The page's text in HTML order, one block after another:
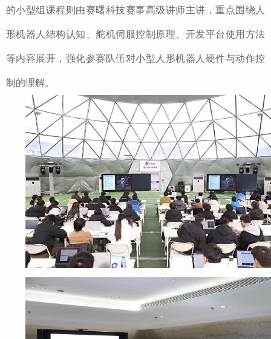
的小型组课程则由赛曙科技赛事高级讲师主讲，重点围绕人
形机器人结构认知、舵机伺服控制原理、开发平台使用方法
等内容展开，强化参赛队伍对小型人形机器人硬件与动作控
制的理解。